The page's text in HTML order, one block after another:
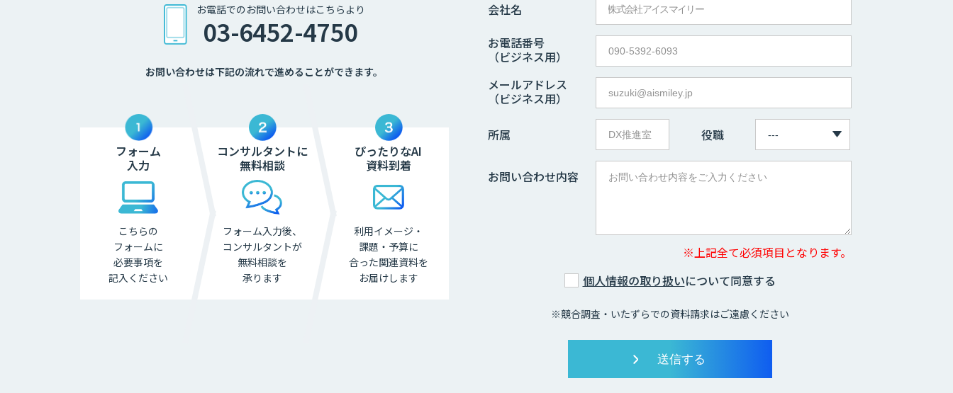
会社名
お電話番号
（ビジネス用）
メールアドレス
（ビジネス用）
所属 役職
お問い合わせ内容
※上記全て必須項目となります。
個人情報の取り扱いについて同意する
※競合調査・いたずらでの資料請求はご遠慮ください
お電話でのお問い合わせはこちらより
03-6452-4750
お問い合わせは下記の流れで進めることができます。
フォーム
入力
こちらの
フォームに
必要事項を
記入ください
コンサルタントに
無料相談
フォーム入力後、
コンサルタントが
無料相談を
承ります
ぴったりなAI
資料到着
利用イメージ・
課題・ 予算に
合った関連資料を
お届けします